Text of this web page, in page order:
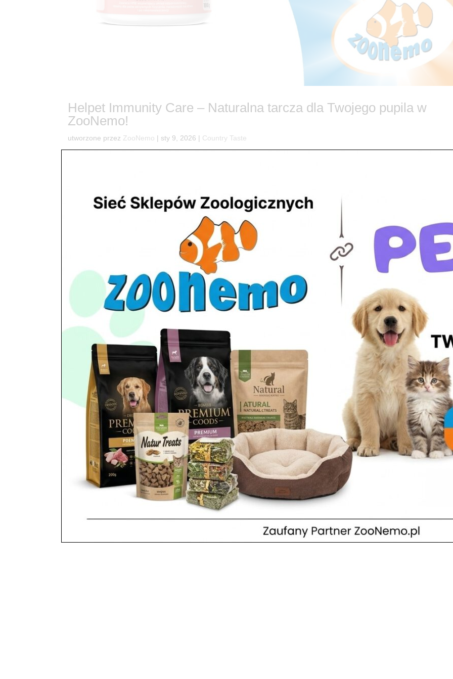
Helpet Immunity Care – Naturalna tarcza dla Twojego pupila w
ZooNemo!
utworzone przez ZooNemo | sty 9, 2026 | Country Taste